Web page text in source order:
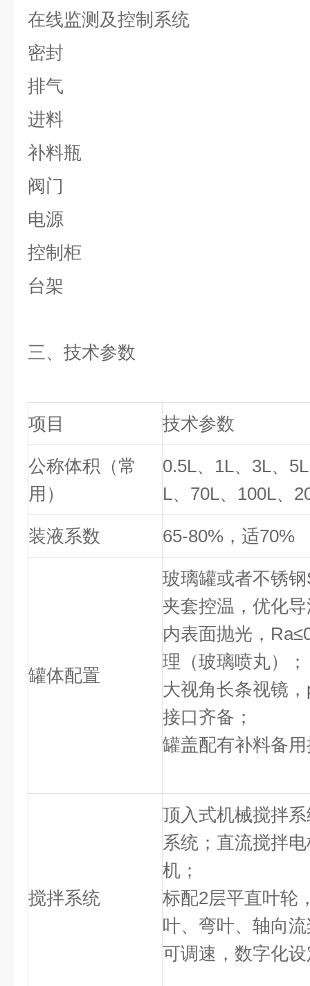
在线监测及控制系统
密封
排气
进料
补料瓶
阀门
电源
控制柜
台架
三、技术参数
项目 技术参数
公称体积（常
用）
0.5L、1L、3L、
L、70L、100L、
装液系数 65-80%，适70%
罐体配置
玻璃罐或者不锈
夹套控温，优化
内表面抛光，
理（玻璃喷丸）；
大视角长条视镜
接口齐备；
罐盖配有补料备
搅拌系统
顶入式机械搅拌
系统；直流搅拌
机；
标配2层平直叶轮
叶、弯叶、轴向
可调速，数字化